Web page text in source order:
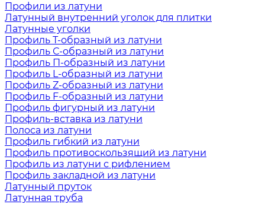
Профили из латуни
Латунный внутренний уголок для плитки
Латунные уголки
Профиль Т-образный из латуни
Профиль С-образный из латуни
Профиль П-образный из латуни
Профиль L-образный из латуни
Профиль Z-образный из латуни
Профиль F-образный из латуни
Профиль фигурный из латуни
Профиль-вставка из латуни
Полоса из латуни
Профиль гибкий из латуни
Профиль противоскользящий из латуни
Профиль из латуни с рифлением
Профиль закладной из латуни
Латунный пруток
Латунная труба